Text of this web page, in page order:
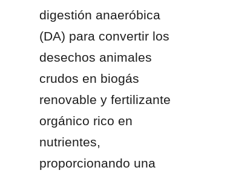
digestión anaeróbica
(DA) para convertir los
desechos animales
crudos en biogás
renovable y fertilizante
orgánico rico en
nutrientes,
proporcionando una